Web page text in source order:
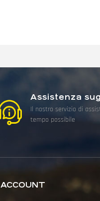
Assistenza
Il nostro servizio di
tempo possibile
ACCOUNT